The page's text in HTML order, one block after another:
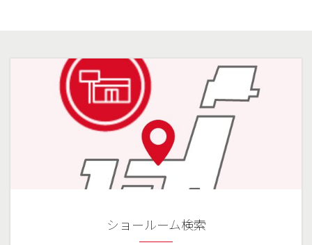
ショールーム検索